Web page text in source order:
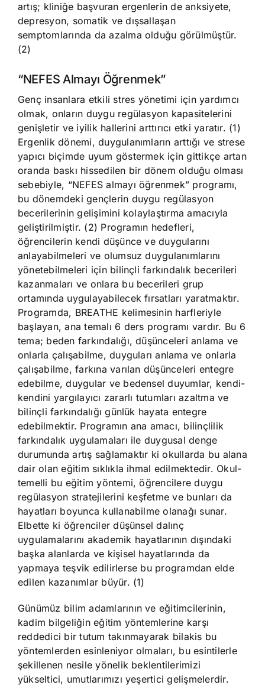
artış; kliniğe başvuran ergenlerin de anksiyete,
depresyon, somatik ve dışsallaşan
semptomlarında da azalma olduğu görülmüştür.
(2)
“NEFES Almayı Öğrenmek”
Genç insanlara etkili stres yönetimi için yardımcı
olmak, onların duygu regülasyon kapasitelerini
genişletir ve iyilik hallerini arttırıcı etki yaratır. (1)
Ergenlik dönemi, duygulanımların arttığı ve strese
yapıcı biçimde uyum göstermek için gittikçe artan
oranda baskı hissedilen bir dönem olduğu olması
sebebiyle, “NEFES almayı öğrenmek” programı,
bu dönemdeki gençlerin duygu regülasyon
becerilerinin gelişimini kolaylaştırma amacıyla
geliştirilmiştir. (2) Programın hedefleri,
öğrencilerin kendi düşünce ve duygularını
anlayabilmeleri ve olumsuz duygulanımlarını
yönetebilmeleri için bilinçli farkındalık becerileri
kazanmaları ve onlara bu becerileri grup
ortamında uygulayabilecek fırsatları yaratmaktır.
Programda, BREATHE kelimesinin harfleriyle
başlayan, ana temalı 6 ders programı vardır. Bu 6
tema; beden farkındalığı, düşünceleri anlama ve
onlarla çalışabilme, duyguları anlama ve onlarla
çalışabilme, farkına varılan düşünceleri entegre
edebilme, duygular ve bedensel duyumlar, kendi-
kendini yargılayıcı zararlı tutumları azaltma ve
bilinçli farkındalığı günlük hayata entegre
edebilmektir. Programın ana amacı, bilinçlilik
farkındalık uygulamaları ile duygusal denge
durumunda artış sağlamaktır ki okullarda bu alana
dair olan eğitim sıklıkla ihmal edilmektedir. Okul-
temelli bu eğitim yöntemi, öğrencilere duygu
regülasyon stratejilerini keşfetme ve bunları da
hayatları boyunca kullanabilme olanağı sunar.
Elbette ki öğrenciler düşünsel dalınç
uygulamalarını akademik hayatlarının dışındaki
başka alanlarda ve kişisel hayatlarında da
yapmaya teşvik edilirlerse bu programdan elde
edilen kazanımlar büyür. (1)
Günümüz bilim adamlarının ve eğitimcilerinin,
kadim bilgeliğin eğitim yöntemlerine karşı
reddedici bir tutum takınmayarak bilakis bu
yöntemlerden esinleniyor olmaları, bu esintilerle
şekillenen nesile yönelik beklentilerimizi
yükseltici, umutlarımızı yeşertici gelişmelerdir.